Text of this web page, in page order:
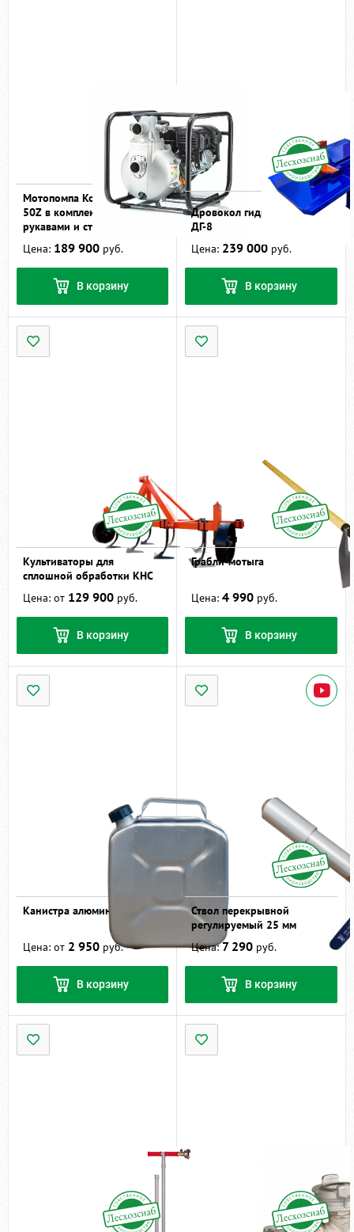
Мотопомпа Koshin SERV-
50Z в комплекте с
рукавами и стволами
Цена: 189 900 руб.
В корзину
Дровокол гидравлический
ДГ-8
Цена: 239 000 руб.
В корзину
Культиваторы для
сплошной обработки КНС
Цена: от 129 900 руб.
В корзину
Грабли-мотыга
Цена: 4 990 руб.
В корзину
Канистра алюминиевая
Цена: от 2 950 руб.
В корзину
Ствол перекрывной
регулируемый 25 мм
Цена:7 290 руб.
В корзину